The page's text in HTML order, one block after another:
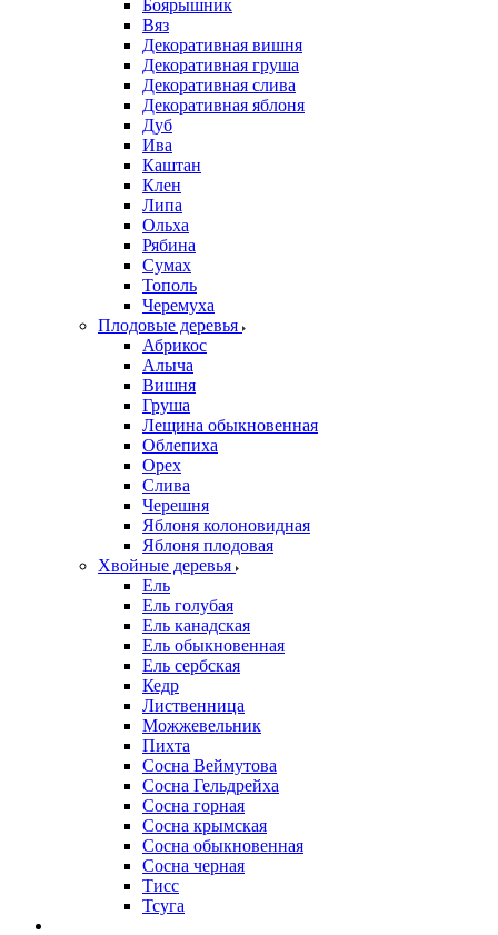
Боярышник
Вяз
Декоративная вишня
Декоративная груша
Декоративная слива
Декоративная яблоня
Дуб
Ива
Каштан
Клен
Липа
Ольха
Рябина
Сумах
Тополь
Черемуха
Плодовые деревья
Абрикос
Алыча
Вишня
Груша
Лещина обыкновенная
Облепиха
Орех
Слива
Черешня
Яблоня колоновидная
Яблоня плодовая
Хвойные деревья
Ель
Ель голубая
Ель канадская
Ель обыкновенная
Ель сербская
Кедр
Лиственница
Можжевельник
Пихта
Сосна Веймутова
Сосна Гельдрейха
Сосна горная
Сосна крымская
Сосна обыкновенная
Сосна черная
Тисс
Тсуга